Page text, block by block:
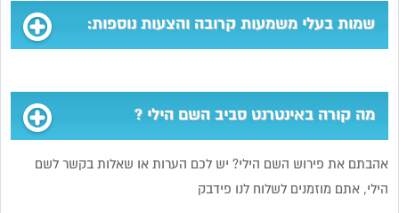
שמות בעלי משמעות קרובה והצעות נוספות:
מה קורה באינטרנט סביב השם הילי ?
אהבתם את פירוש השם הילי? יש לכם הערות או שאלות בקשר לשם
הילי, אתם מוזמנים לשלוח לנו פידבק